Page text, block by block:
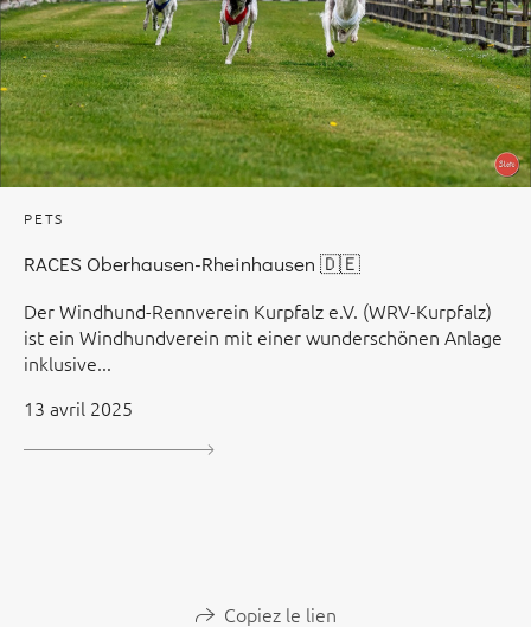
PETS
RACES Oberhausen-Rheinhausen 🇩🇪
Der Windhund-Rennverein Kurpfalz e.V. (WRV-Kurpfalz)
ist ein Windhundverein mit einer wunderschönen Anlage
inklusive...
13 avril 2025
Copiez le lien